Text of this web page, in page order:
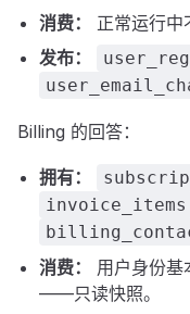
消费：
正常运行中
发布：
Billing 的回答：
拥有：
invoice_items
消费：
用户身份基
——只读快照。